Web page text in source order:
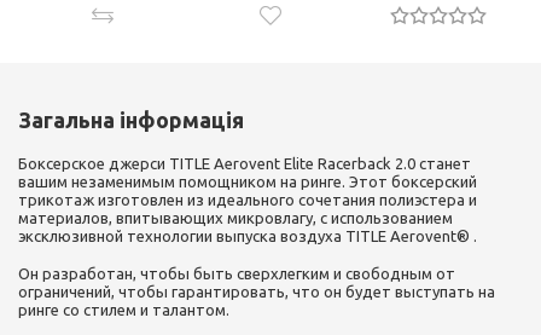
Загальна інформація
Боксерское джерси TITLE Aerovent Elite Racerback 2.0 станет
вашим незаменимым помощником на ринге. Этот боксерский
трикотаж изготовлен из идеального сочетания полиэстера и
материалов, впитывающих микровлагу, с использованием
эксклюзивной технологии выпуска воздуха TITLE Aerovent® .
Он разработан, чтобы быть сверхлегким и свободным от
ограничений, чтобы гарантировать, что он будет выступать на
ринге со стилем и талантом.